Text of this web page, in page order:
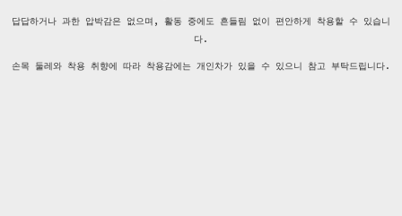
답답하거나 과한 압박감은 없으며, 활동 중에도 흔들림 없이 편안하게 착용할 수 있습니
다.
손목 둘레와 착용 취향에 따라 착용감에는 개인차가 있을 수 있으니 참고 부탁드립니다.